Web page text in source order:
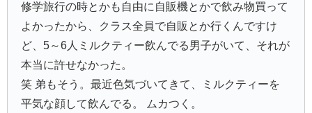
修学旅行の時とかも自由に自販機とかで飲み物買って
よかったから、クラス全員で自販とか行くんですけ
ど、5～6人ミルクティー飲んでる男子がいて、それが
本当に許せなかった。
笑 弟もそう。最近色気づいてきて、ミルクティーを
平気な顔して飲んでる。 ムカつく。